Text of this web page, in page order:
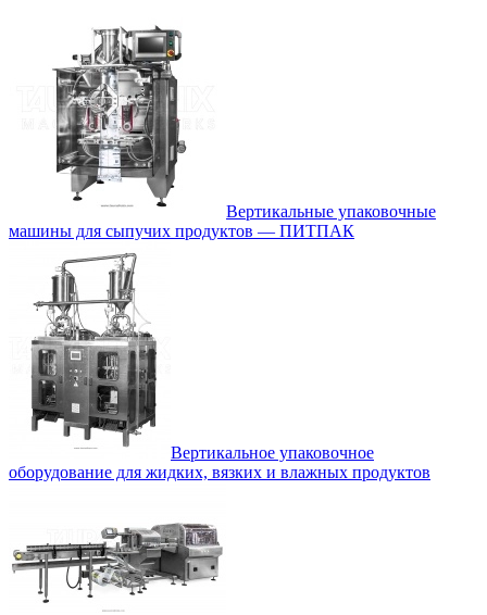
Вертикальные упаковочные
машины для сыпучих продуктов — ПИТПАК
Вертикальное упаковочное
оборудование для жидких, вязких и влажных продуктов